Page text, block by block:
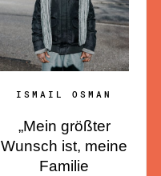
ISMAIL OSMAN
„Mein größter
Wunsch ist, meine
Familie